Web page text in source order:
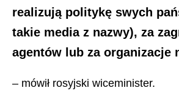
realizują politykę swych
takie media z nazwy), za
agentów lub za organizacje
– mówił rosyjski wiceminister.